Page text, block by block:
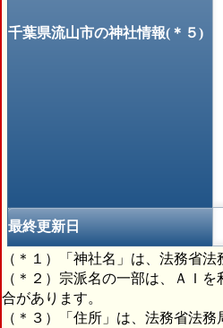
千葉県流山市の神社情報(＊５)
最終更新日
（＊１）「神社名」は、法務省
（＊２）宗派名の一部は、ＡＩ
合があります。
（＊３）「住所」は、法務省法